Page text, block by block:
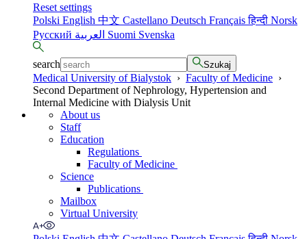
Reset settings
Polski English 中文 Castellano Deutsch Françaisहिन्दी Norsk
Русский
Suomi Svenska
search Szukaj
Medical University of Bialystok › Faculty of Medicine ›
Second Department of Nephrology, Hypertension and
Internal Medicine with Dialysis Unit
About us
Staff
Education
Regulations
Faculty of Medicine
Science
Publications
Mailbox
Virtual University